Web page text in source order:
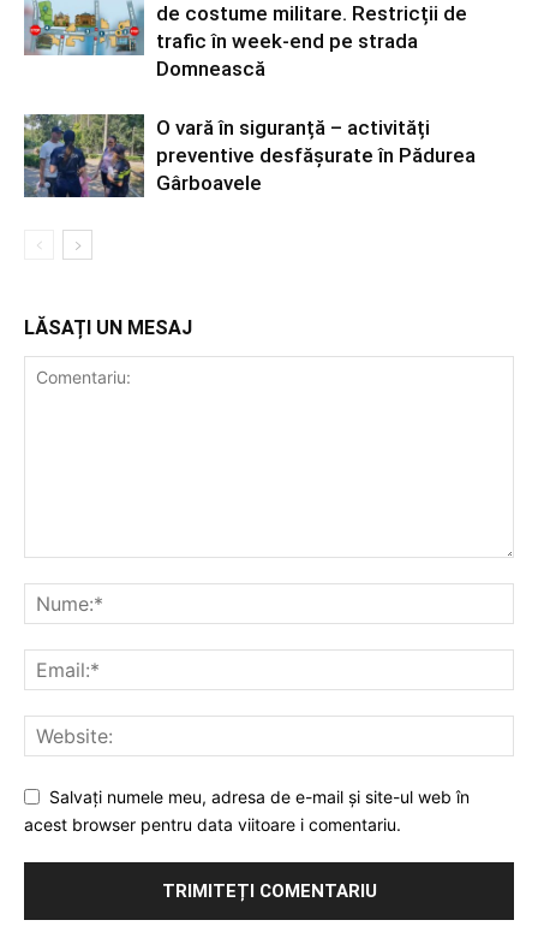
de costume militare. Restricții de
trafic în week-end pe strada
Domnească
O vară în siguranță – activități
preventive desfășurate în Pădurea
Gârboavele
LĂSAȚI UN MESAJ
Salvați numele meu, adresa de e-mail și site-ul web în
acest browser pentru data viitoare i comentariu.